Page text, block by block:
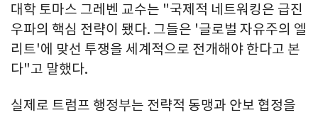
대학 토마스 그레벤 교수는 "국제적 네트워킹은 급진
우파의 핵심 전략이 됐다. 그들은 '글로벌 자유주의 엘
리트'에 맞선 투쟁을 세계적으로 전개해야 한다고 본
다"고 말했다.
실제로 트럼프 행정부는 전략적 동맹과 안보 협정을